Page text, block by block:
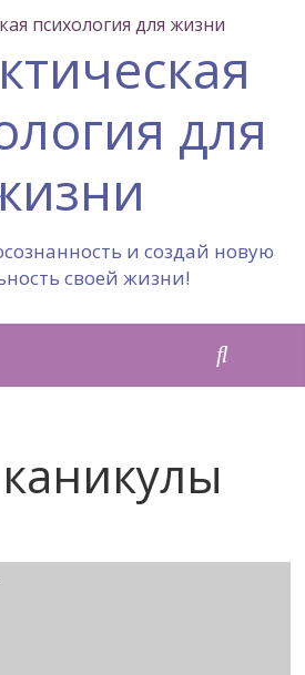
для
и создай новую
своей жизни!